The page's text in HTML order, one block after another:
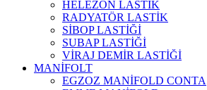
HELEZON LASTİK
RADYATÖR LASTİK
SİBOP LASTİĞİ
SUBAP LASTİĞİ
VİRAJ DEMİR LASTİĞİ
MANİFOLT
EGZOZ MANİFOLD CONTA